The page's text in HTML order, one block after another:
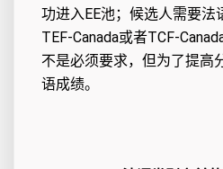
功进入EE池；候选人需要法
TEF-Canada或者TCF-
不是必须要求，但为了提高
语成绩。